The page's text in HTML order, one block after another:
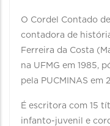
O Cordel Contado
contadora de
Ferreira da Costa
na UFMG em 1985,
pela PUCMINAS em
É escritora com 15
infanto-juvenil e